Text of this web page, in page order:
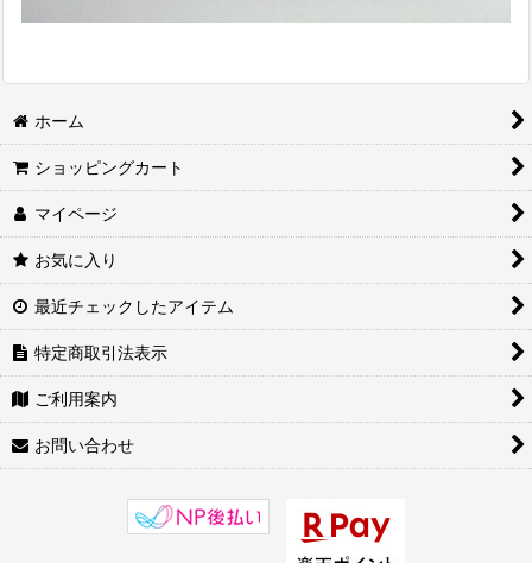
ホーム
ショッピングカート
マイページ
お気に入り
最近チェックしたアイテム
特定商取引法表示
ご利用案内
お問い合わせ